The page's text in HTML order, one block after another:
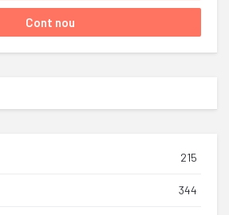
215
344